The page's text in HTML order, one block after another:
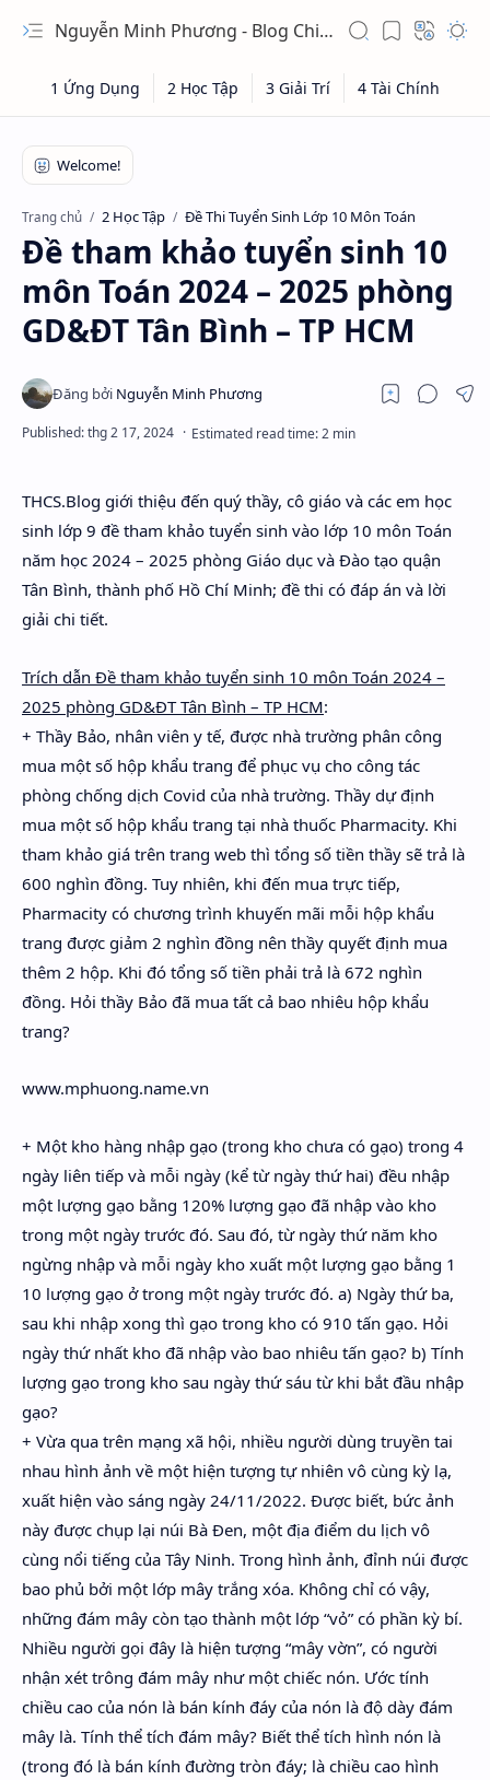
Nguyễn Minh Phương - Blog Chia sẻ Kiến thức Chứng khoán & Tài liệu Toán học
Hidden Menu
Hidden Menu
Trang chủ 2 Học Tập Đề Thi Tuyển Sinh Lớp 10 Môn Toán
Đề tham khảo tuyển sinh 10
môn Toán 2024 – 2025 phòng
GD&ĐT Tân Bình – TP HCM
THCS.Blog giới thiệu đến quý thầy, cô giáo và các em học
sinh lớp 9 đề tham khảo tuyển sinh vào lớp 10 môn Toán
năm học 2024 – 2025 phòng Giáo dục và Đào tạo quận
Tân Bình, thành phố Hồ Chí Minh; đề thi có đáp án và lời
giải chi tiết.
Trích dẫn Đề tham khảo tuyển sinh 10 môn Toán 2024 –
2025 phòng GD&ĐT Tân Bình – TP HCM:
+ Thầy Bảo, nhân viên y tế, được nhà trường phân công
mua một số hộp khẩu trang để phục vụ cho công tác
phòng chống dịch Covid của nhà trường. Thầy dự định
mua một số hộp khẩu trang tại nhà thuốc Pharmacity. Khi
tham khảo giá trên trang web thì tổng số tiền thầy sẽ trả là
600 nghìn đồng. Tuy nhiên, khi đến mua trực tiếp,
Pharmacity có chương trình khuyến mãi mỗi hộp khẩu
trang được giảm 2 nghìn đồng nên thầy quyết định mua
thêm 2 hộp. Khi đó tổng số tiền phải trả là 672 nghìn
đồng. Hỏi thầy Bảo đã mua tất cả bao nhiêu hộp khẩu
trang?
www.mphuong.name.vn
+ Một kho hàng nhập gạo (trong kho chưa có gạo) trong 4
ngày liên tiếp và mỗi ngày (kể từ ngày thứ hai) đều nhập
một lượng gạo bằng 120% lượng gạo đã nhập vào kho
trong một ngày trước đó. Sau đó, từ ngày thứ năm kho
ngừng nhập và mỗi ngày kho xuất một lượng gạo bằng 1
10 lượng gạo ở trong một ngày trước đó. a) Ngày thứ ba,
sau khi nhập xong thì gạo trong kho có 910 tấn gạo. Hỏi
ngày thứ nhất kho đã nhập vào bao nhiêu tấn gạo? b) Tính
lượng gạo trong kho sau ngày thứ sáu từ khi bắt đầu nhập
gạo?
+ Vừa qua trên mạng xã hội, nhiều người dùng truyền tai
nhau hình ảnh về một hiện tượng tự nhiên vô cùng kỳ lạ,
xuất hiện vào sáng ngày 24/11/2022. Được biết, bức ảnh
này được chụp lại núi Bà Đen, một địa điểm du lịch vô
cùng nổi tiếng của Tây Ninh. Trong hình ảnh, đỉnh núi được
bao phủ bởi một lớp mây trắng xóa. Không chỉ có vậy,
những đám mây còn tạo thành một lớp “vỏ” có phần kỳ bí.
Nhiều người gọi đây là hiện tượng “mây vờn”, có người
nhận xét trông đám mây như một chiếc nón. Ước tính
chiều cao của nón là bán kính đáy của nón là độ dày đám
mây là. Tính thể tích đám mây? Biết thể tích hình nón là
(trong đó là bán kính đường tròn đáy; là chiều cao hình